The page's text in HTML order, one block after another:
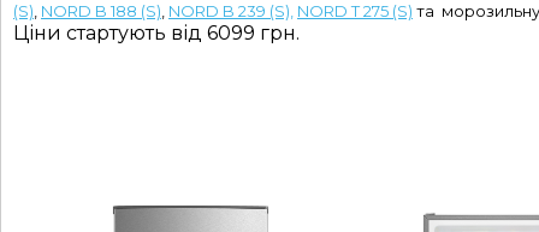
(S) NORD B 188 (S) NORD B 239 (S), NORD Т 275 (S) та
Ціни стартують від 6099 грн.